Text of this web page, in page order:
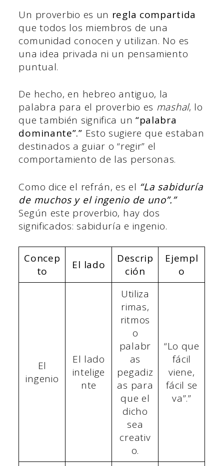
Un proverbio es un regla compartida
que todos los miembros de una
comunidad conocen y utilizan. No es
una idea privada ni un pensamiento
puntual.
De hecho, en hebreo antiguo, la
palabra para el proverbio es mashal, lo
que también significa un “palabra
dominante”.” Esto sugiere que estaban
destinados a guiar o “regir” el
comportamiento de las personas.
Como dice el refrán, es el “La sabiduría
de muchos y el ingenio de uno”.”
Según este proverbio, hay dos
significados: sabiduría e ingenio.
Concep
to
El lado
Descrip
ción
Ejempl
o
El
ingenio
El lado
intelige
nte
Utiliza
rimas,
ritmos
o
palabr
as
pegadiz
as para
que el
dicho
sea
creativ
o.
“Lo que
fácil
viene,
fácil se
va”.”